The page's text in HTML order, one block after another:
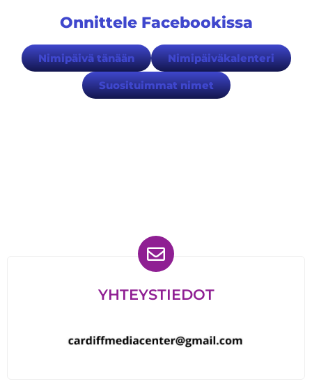
Onnittele Facebookissa
Nimipäivä tänään Nimipäiväkalenteri
Suosituimmat nimet
YHTEYSTIEDOT